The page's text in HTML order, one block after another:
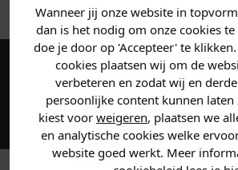
Wanneer jij onze website in
dan is het nodig om onze cookies te
doe je door op 'Accepteer' te
cookies plaatsen wij om de
verbeteren en zodat wij en
persoonlijke content kunnen laten
kiest voor weigeren, plaatsen we
en analytische cookies welke
website goed werkt. Meer
Maak een account aan en
korting op je eerste
Vertel ons waar je
zoek bent. 👇
Heren kleding
Dames kleding